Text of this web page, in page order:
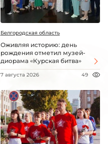
Белгородская область
Оживляя историю: день
рождения отметил музей-
диорама «Курская битва»
7 августа 2026 49